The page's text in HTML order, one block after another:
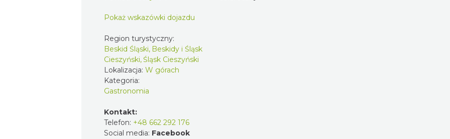
Pokaż wskazówki dojazdu
Region turystyczny:
Beskid Śląski, Beskidy i Śląsk
Cieszyński, Śląsk Cieszyński
Lokalizacja: W górach
Kategoria:
Gastronomia
Kontakt:
Telefon: +48 662 292 176
Social media: Facebook